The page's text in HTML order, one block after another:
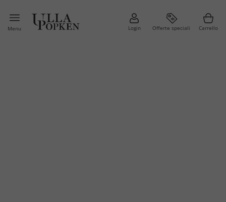
Menu Login Offerte speciali Carrello